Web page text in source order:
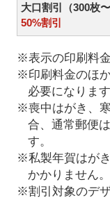
大口割引（300枚〜
50%割引
※表示の印刷料
※印刷料金のほ
必要になります
※喪中はがき、
合、通常郵便
す。
※私製年賀はが
かかりません。
※割引対象のデ